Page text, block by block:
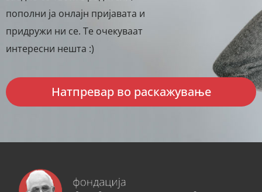
пополни ја онлајн пријавата и
придружи ни се. Те очекуваат
интересни нешта :)
Натпревар во раскажување